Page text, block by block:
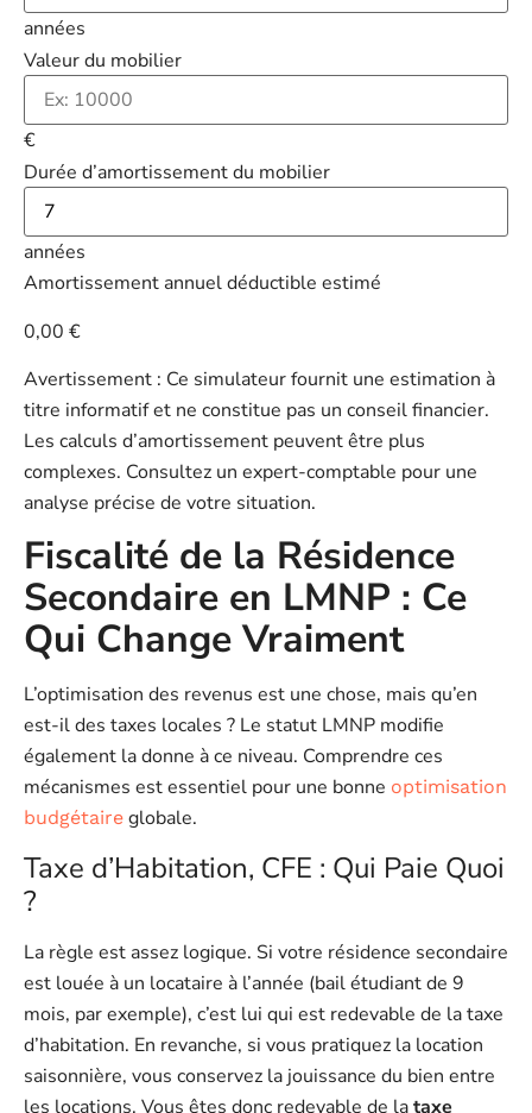
années
Valeur du mobilier
€
Durée d’amortissement du mobilier
années
Amortissement annuel déductible estimé
0,00 €
Avertissement : Ce simulateur fournit une estimation à
titre informatif et ne constitue pas un conseil financier.
Les calculs d’amortissement peuvent être plus
complexes. Consultez un expert-comptable pour une
analyse précise de votre situation.
Fiscalité de la Résidence
Secondaire en LMNP : Ce
Qui Change Vraiment
L’optimisation des revenus est une chose, mais qu’en
est-il des taxes locales ? Le statut LMNP modifie
également la donne à ce niveau. Comprendre ces
mécanismes est essentiel pour une bonne optimisation
budgétaire globale.
Taxe d’Habitation, CFE : Qui Paie Quoi
?
La règle est assez logique. Si votre résidence secondaire
est louée à un locataire à l’année (bail étudiant de 9
mois, par exemple), c’est lui qui est redevable de la taxe
d’habitation. En revanche, si vous pratiquez la location
saisonnière, vous conservez la jouissance du bien entre
les locations. Vous êtes donc redevable de lataxe